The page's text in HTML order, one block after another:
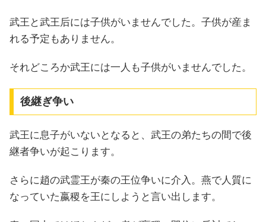
武王と武王后には子供がいませんでした。子供が産ま
れる予定もありません。
それどころか武王には一人も子供がいませんでした。
後継ぎ争い
武王に息子がいないとなると、武王の弟たちの間で後
継者争いが起こります。
さらに趙の武霊王が秦の王位争いに介入。燕で人質に
なっていた嬴稷を王にしようと言い出します。